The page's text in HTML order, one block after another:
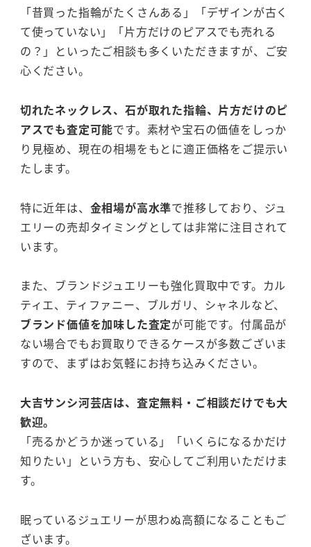
「昔買った指輪がたくさんある」「デザインが古く
て使っていない」「片方だけのピアスでも売れる
の？」といったご相談も多くいただきますが、ご安
心ください。
切れたネックレス、石が取れた指輪、片方だけのピ
アスでも査定可能です。素材や宝石の価値をしっか
り見極め、現在の相場をもとに適正価格をご提示い
たします。
特に近年は、 金相場が高水準で推移しており、ジュ
エリーの売却タイミングとしては非常に注目されて
います。
また、ブランドジュエリーも強化買取中です。カル
ティエ、ティファニー、ブルガリ、シャネルなど、
ブランド価値を加味した査定が可能です。付属品が
ない場合でもお買取りできるケースが多数ございま
すので、まずはお気軽にお持ち込みください。
大吉サンシ河芸店は、査定無料・ご相談だけでも大
歓迎。
「売るかどうか迷っている」「いくらになるかだけ
知りたい」という方も、安心してご利用いただけま
す。
眠っているジュエリーが思わぬ高額になることもご
ざいます。